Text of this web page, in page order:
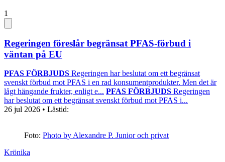
1
Regeringen föreslår begränsat PFAS-förbud i
väntan på EU
PFAS FÖRBJUDS Regeringen har beslutat om ett begränsat
svenskt förbud mot PFAS i en rad konsumentprodukter. Men det är
lågt hängande frukter, enligt e... PFAS FÖRBJUDS Regeringen
har beslutat om ett begränsat svenskt förbud mot PFAS i...
26 jul 2026 • Lästid:
Foto: Photo by Alexandre P. Junior och privat
Krönika